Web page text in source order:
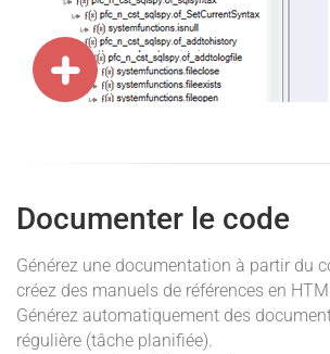
Documenter le code
Générez une documentation à partir du
créez des manuels de références en
Générez automatiquement des
régulière (tâche planifiée).